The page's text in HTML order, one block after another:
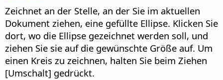
Zeichnet an der Stelle, an der Sie im aktuellen
Dokument ziehen, eine gefüllte Ellipse. Klicken Sie
dort, wo die Ellipse gezeichnet werden soll, und
ziehen Sie sie auf die gewünschte Größe auf. Um
einen Kreis zu zeichnen, halten Sie beim Ziehen
[Umschalt] gedrückt.